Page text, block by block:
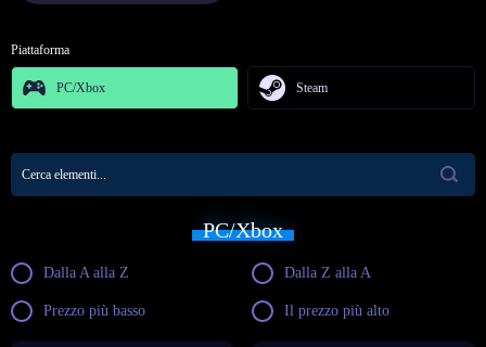
Piattaforma
PC/Xbox Steam
PC/Xbox
Dalla A alla Z Dalla Z alla A
Prezzo più basso Il prezzo più alto